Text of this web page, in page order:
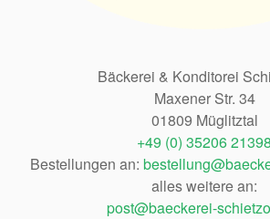
Bäckerei & Konditorei
Maxener Str. 34
01809 Müglitztal
+49 (0) 35206 21398
Bestellungen an:
alles weitere an:
post@baeckerei-